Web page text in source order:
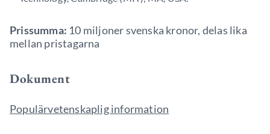
Prissumma: 10 miljoner svenska kronor, delas lika
mellan pristagarna
Dokument
Populärvetenskaplig information